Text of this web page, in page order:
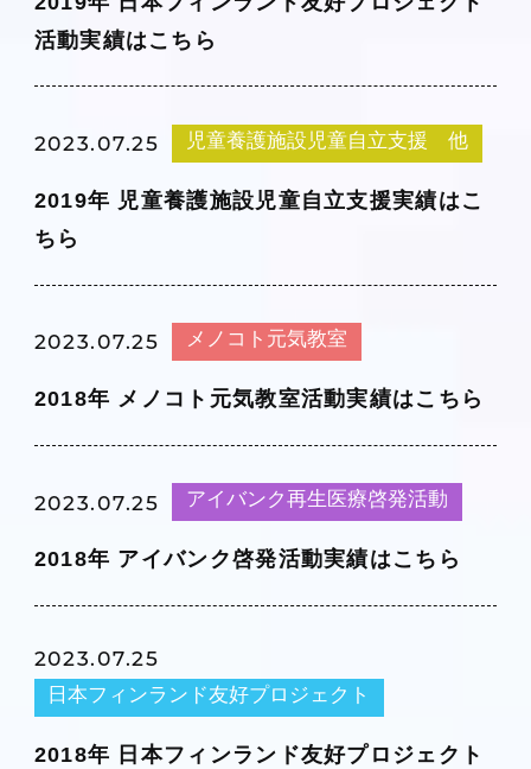
活動実績はこちら
2023.07.25 児童養護施設児童自立支援 他
2019年 児童養護施設児童自立支援実績はこ
ちら
2023.07.25 メノコト元気教室
2018年 メノコト元気教室活動実績はこちら
2023.07.25 アイバンク再生医療啓発活動
2018年 アイバンク啓発活動実績はこちら
2023.07.25
日本フィンランド友好プロジェクト
2018年 日本フィンランド友好プロジェクト